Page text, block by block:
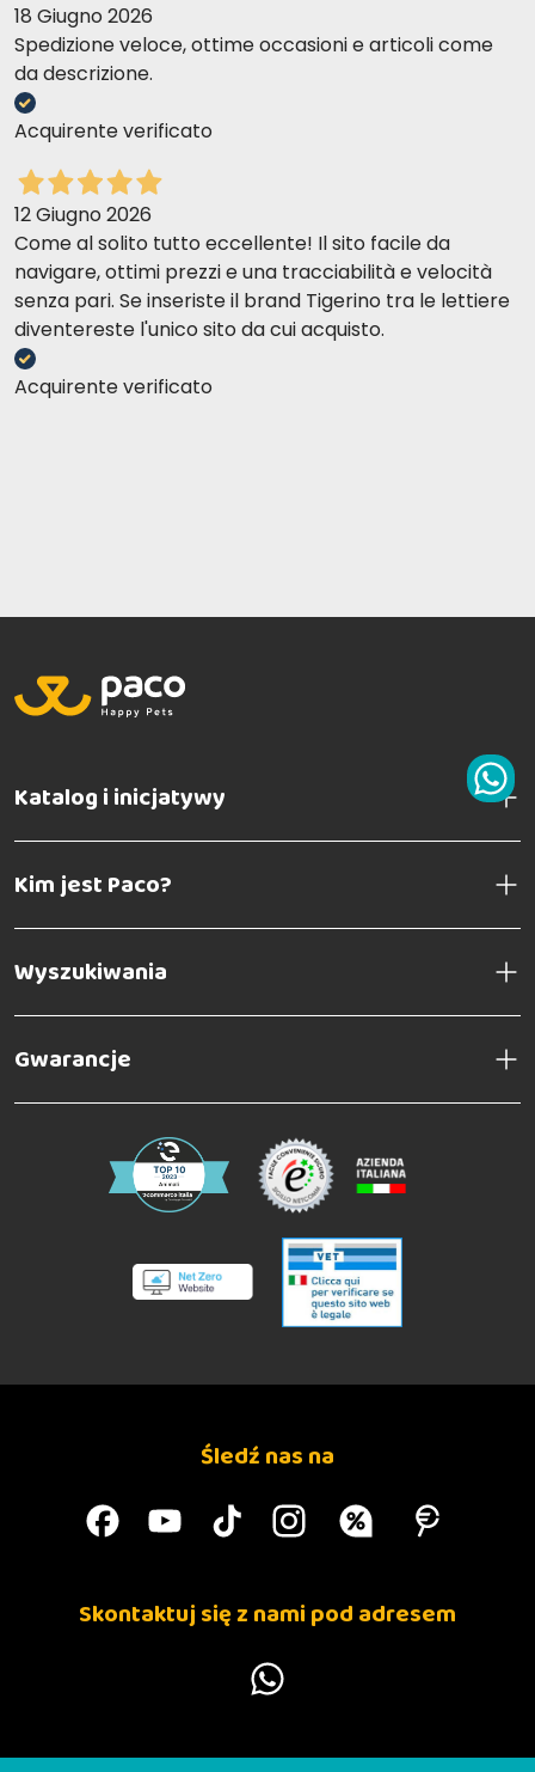
18 Giugno 2026
Spedizione veloce, ottime occasioni e articoli come
da descrizione.
Acquirente verificato
12 Giugno 2026
Come al solito tutto eccellente! Il sito facile da
navigare, ottimi prezzi e una tracciabilità e velocità
senza pari. Se inseriste il brand Tigerino tra le lettiere
diventereste l'unico sito da cui acquisto.
Acquirente verificato
Katalog i inicjatywy
Kim jest Paco?
Wyszukiwania
Gwarancje
Śledź nas na
Skontaktuj się z nami pod adresem